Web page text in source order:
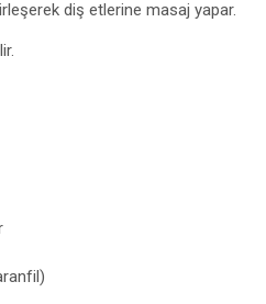
diş etlerine masaj yapar.